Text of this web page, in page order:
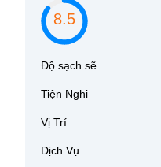
8.5
Độ sạch sẽ
Tiện Nghi
Vị Trí
Dịch Vụ